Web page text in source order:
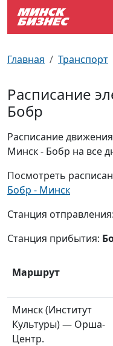
Главная Транспорт
Расписание
Бобр
Расписание
Минск - Бобр на все
Посмотреть
Бобр - Минск
Станция отправления:
Станция прибытия:
Маршрут
Минск (Институт
Культуры) — Орша-
Центр.
Возле метро
Почтовые индексы
Улицы Минска
Производственный
Схема метро
Пробки на дорогах
Самолеты